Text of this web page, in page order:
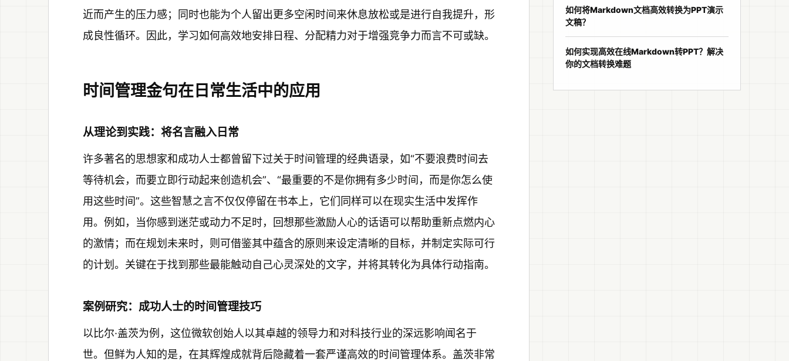
近而产生的压力感；同时也能为个人留出更多空闲时间来休息放松或是进行自我提升，形
成良性循环。因此，学习如何高效地安排日程、分配精力对于增强竞争力而言不可或缺。
时间管理金句在日常生活中的应用
从理论到实践：将名言融入日常
许多著名的思想家和成功人士都曾留下过关于时间管理的经典语录，如“不要浪费时间去
等待机会，而要立即行动起来创造机会”、“最重要的不是你拥有多少时间，而是你怎么使
用这些时间”。这些智慧之言不仅仅停留在书本上，它们同样可以在现实生活中发挥作
用。例如，当你感到迷茫或动力不足时，回想那些激励人心的话语可以帮助重新点燃内心
的激情；而在规划未来时，则可借鉴其中蕴含的原则来设定清晰的目标，并制定实际可行
的计划。关键在于找到那些最能触动自己心灵深处的文字，并将其转化为具体行动指南。
案例研究：成功人士的时间管理技巧
以比尔·盖茨为例，这位微软创始人以其卓越的领导力和对科技行业的深远影响闻名于
世。但鲜为人知的是，在其辉煌成就背后隐藏着一套严谨高效的时间管理体系。盖茨非常
如何将Markdown文档高效转换为PPT演示
文稿？
如何实现高效在线Markdown转PPT？解决
你的文档转换难题